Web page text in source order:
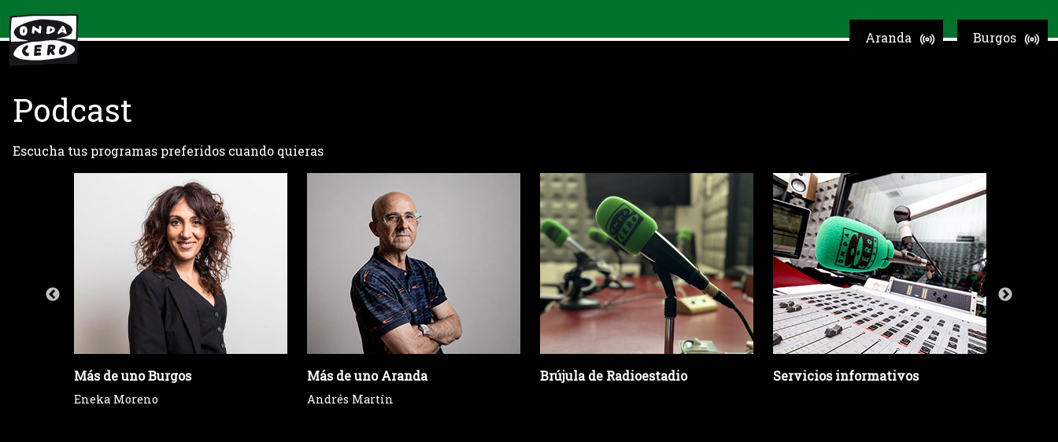
Burgos
Aranda
Podcast
Escucha tus programas preferidos cuando quieras
Más de uno Burgos
Eneka Moreno
Más de uno Aranda
Andrés Martín
Brújula de Radioestadio Servicios informativos